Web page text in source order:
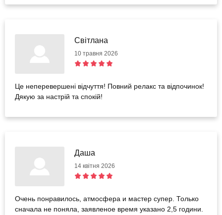
Світлана
10 травня 2026
Це неперевершені відчуття! Повний релакс та відпочинок!
Дякую за настрій та спокій!
Даша
14 квітня 2026
Очень понравилось, атмосфера и мастер супер. Только
сначала не поняла, заявленое время указано 2,5 години.